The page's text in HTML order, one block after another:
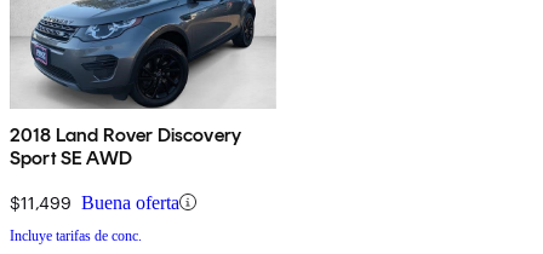
2018 Land Rover Discovery
Sport SE AWD
$11,499 Buena oferta
Incluye tarifas de conc.